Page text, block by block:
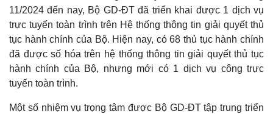
Kinh tế
Bất động sản
Khởi nghiệp
Thị trường
Giá vàng
Tiêu dùng
Tỷ giá
Chứng khoán
11/2024 đến nay, Bộ GD-ĐT đã triển khai được 1 dịch vụ
trực tuyến toàn trình trên Hệ thống thông tin giải quyết thủ
tục hành chính của Bộ. Hiện nay, có 68 thủ tục hành chính
đã được số hóa trên hệ thống thông tin giải quyết thủ tục
hành chính của Bộ, nhưng mới có 1 dịch vụ công trực
tuyến toàn trình.
Một số nhiệm vụ trọng tâm được Bộ GD-ĐT tập trung triển